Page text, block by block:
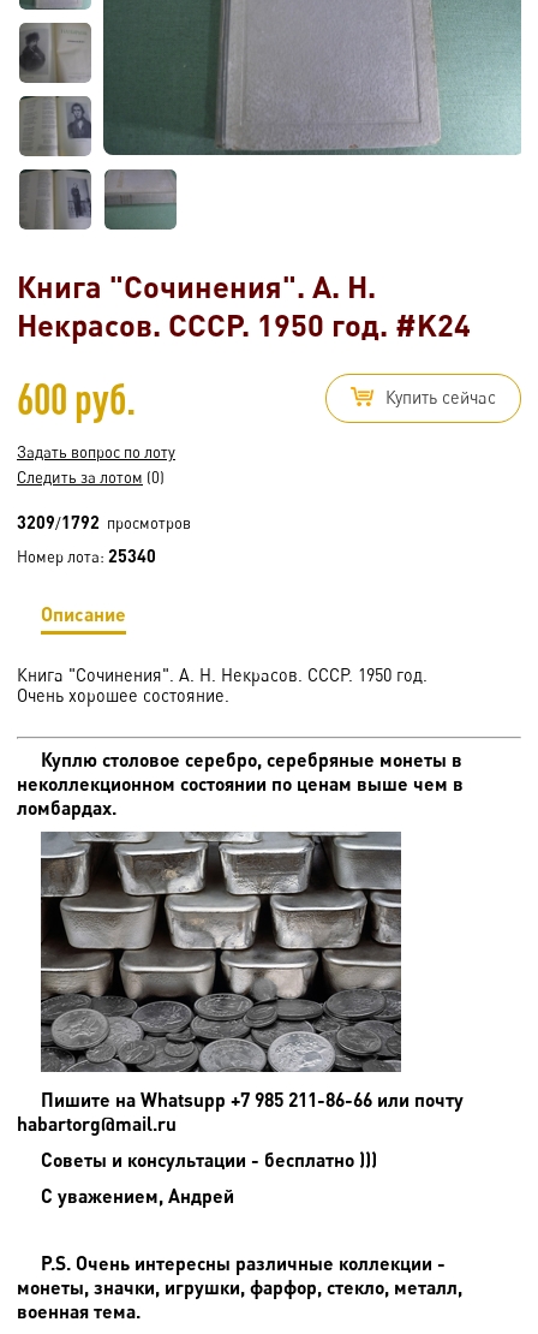
Книга "Сочинения". А. Н.
Некрасов. СССР. 1950 год. #K24
600 руб. Купить сейчас
Задать вопрос по лоту
Следить за лотом (0)
3209/1792 просмотров
Номер лота: 25340
Описание
Книга "Сочинения". А. Н. Некрасов. СССР. 1950 год.
Очень хорошее состояние.
Куплю столовое серебро, серебряные монеты в
неколлекционном состоянии по ценам выше чем в
ломбардах.
Пишите на Whatsupp +7 985 211-86-66 или почту
habartorg@mail.ru
Советы и консультации - бесплатно )))
С уважением, Андрей
P.S. Очень интересны различные коллекции -
монеты, значки, игрушки, фарфор, стекло, металл,
военная тема.